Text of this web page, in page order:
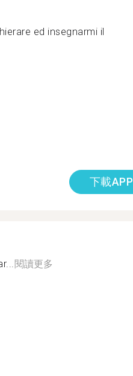
ed insegnarmi il
下載APP
閱讀更多